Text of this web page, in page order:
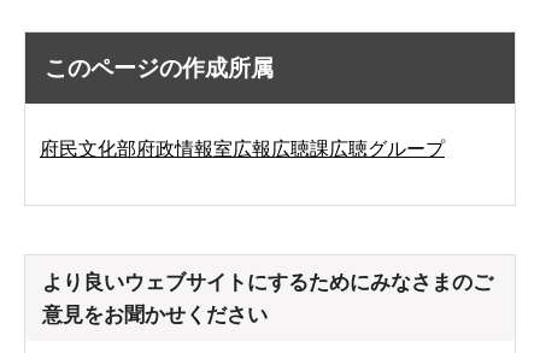
このページの作成所属
府民文化部府政情報室広報広聴課広聴グループ
より良いウェブサイトにするためにみなさまのご
意見をお聞かせください